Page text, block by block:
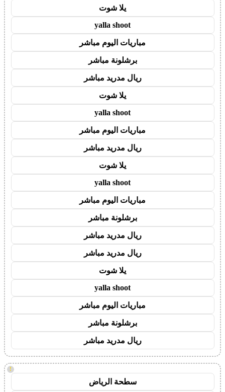
يلا شوت
yalla shoot
مباريات اليوم مباشر
برشلونة مباشر
ريال مدريد مباشر
يلا شوت
yalla shoot
مباريات اليوم مباشر
ريال مدريد مباشر
يلا شوت
yalla shoot
مباريات اليوم مباشر
برشلونة مباشر
ريال مدريد مباشر
ريال مدريد مباشر
يلا شوت
yalla shoot
مباريات اليوم مباشر
برشلونة مباشر
ريال مدريد مباشر
!
سطحة الرياض